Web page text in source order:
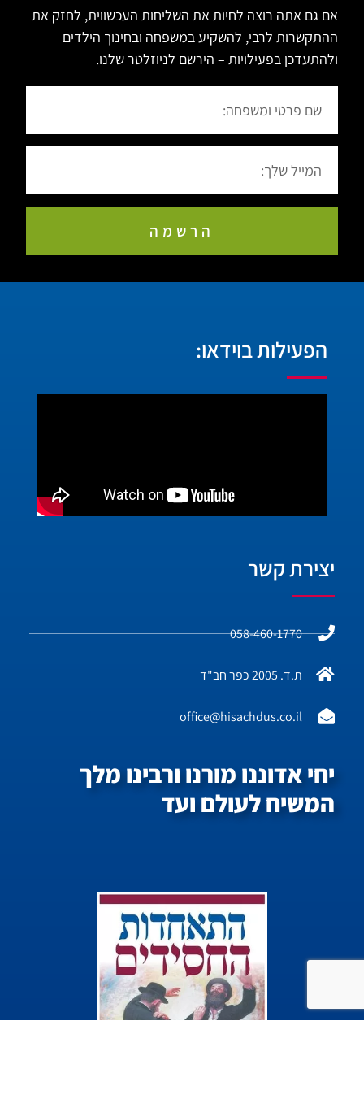
אם גם אתה רוצה לחיות את השליחות העכשווית, לחזק את
ההתקשרות לרבי, להשקיע במשפחה ובחינוך הילדים
ולהתעדכן בפעילויות – הירשם לניוזלטר שלנו.
הרשמה
הפעילות בוידאו:
יצירת קשר
058-460-1770
ת.ד. 2005 כפר חב"ד
office@hisachdus.co.il
יחי אדוננו מורנו ורבינו מלך
המשיח לעולם ועד